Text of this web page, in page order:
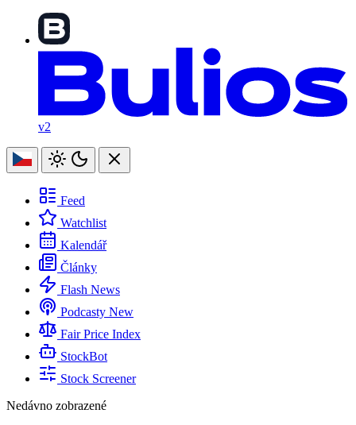
v2
Feed
Watchlist
Kalendář
Články
Flash News
Podcasty New
Fair Price Index
StockBot
Stock Screener
Nedávno zobrazené